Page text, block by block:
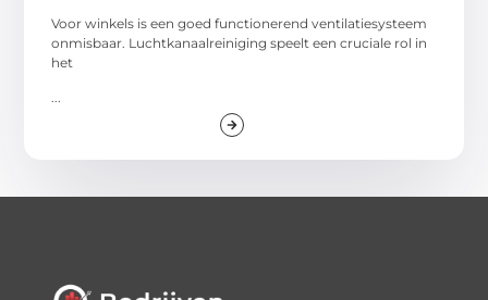
Voor winkels is een goed functionerend ventilatiesysteem
onmisbaar. Luchtkanaalreiniging speelt een cruciale rol in
het